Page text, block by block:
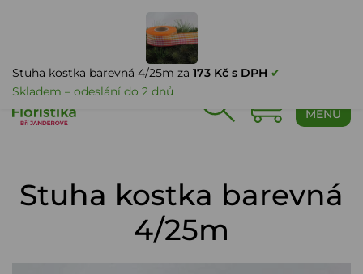
MENU
Stuha kostka barevná
4/25m
Stuha kostka barevná 4/25m za 173 Kč s DPH ✔
Skladem – odeslání do 2 dnů